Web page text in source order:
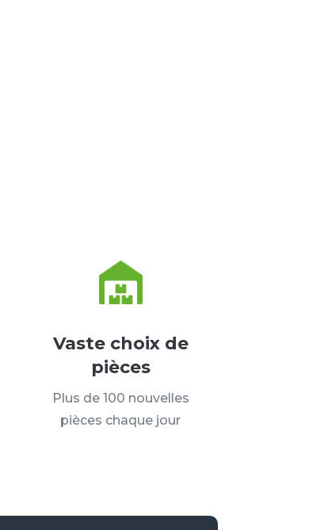
Vaste choix de
pièces
Plus de 100 nouvelles
pièces chaque jour